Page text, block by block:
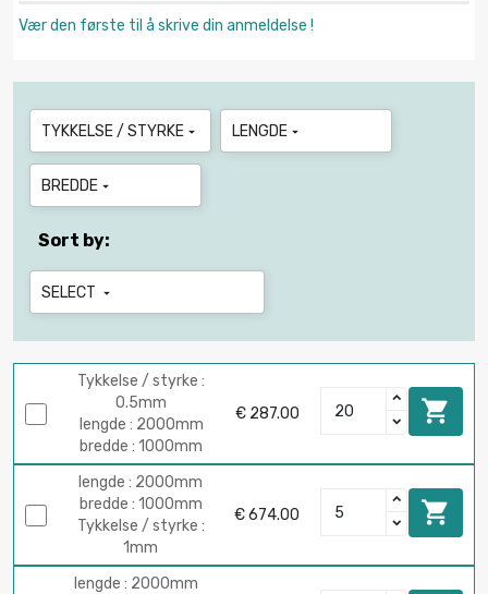
Vær den første til å skrive din anmeldelse !
TYKKELSE / STYRKE  LENGDE 
BREDDE 
Sort by:
SELECT 
Tykkelse / styrke :
0.5mm
lengde : 2000mm
bredde : 1000mm
€ 287.00 
lengde : 2000mm
bredde : 1000mm
Tykkelse / styrke :
1mm
€ 674.00 
lengde : 2000mm